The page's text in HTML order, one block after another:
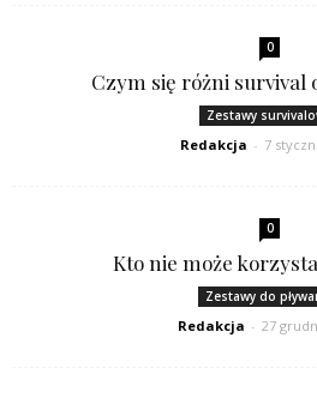
0
Czym się różni survival
Zestawy
Redakcja - 7
0
Kto nie może
Zestawy do
Redakcja - 27